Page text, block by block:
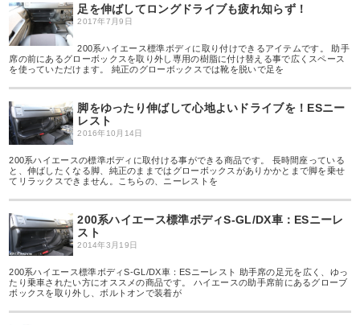
足を伸ばしてロングドライブも疲れ知らず！
2017年7月9日
200系ハイエース標準ボディに取り付けできるアイテムです。 助手
席の前にあるグローボックスを取り外し専用の樹脂に付け替える事で広くスペース
を使っていただけます。 純正のグローボックスでは靴を脱いで足を
脚をゆったり伸ばして心地よいドライブを！ESニー
レスト
2016年10月14日
200系ハイエースの標準ボディに取付ける事ができる商品です。 長時間座っている
と、伸ばしたくなる脚、純正のままではグローボックスがありかかとまで脚を乗せ
てリラックスできません。こちらの、ニーレストを
200系ハイエース標準ボディS-GL/DX車：ESニーレ
スト
2014年3月19日
200系ハイエース標準ボディS-GL/DX車：ESニーレスト 助手席の足元を広く、ゆっ
たり乗車されたい方にオススメの商品です。 ハイエースの助手席前にあるグローブ
ボックスを取り外し、ボルトオンで装着が